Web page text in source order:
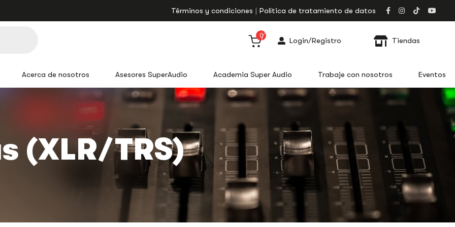
Términos y condiciones
Política de tratamiento de datos
0
Login/Registro Tiendas
Acerca de nosotros Asesores SuperAudio Academia Super Audio Trabaje con nosotros Eventos
(XLR/TRS)